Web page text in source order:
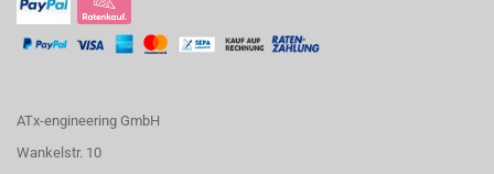
ATx-engineering GmbH
Wankelstr. 10